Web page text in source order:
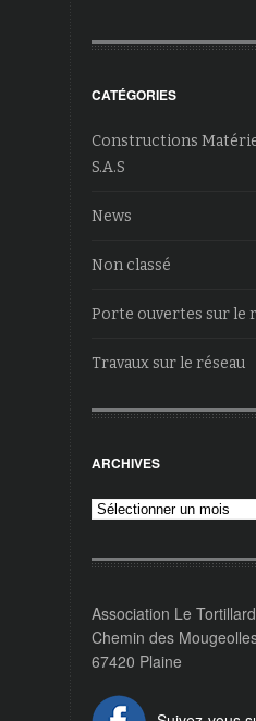
CATÉGORIES
Constructions
S.A.S
News
Non classé
Porte ouvertes sur le
Travaux sur le réseau
ARCHIVES
Archives
Association Le Tortillard
Chemin des
67420 Plaine